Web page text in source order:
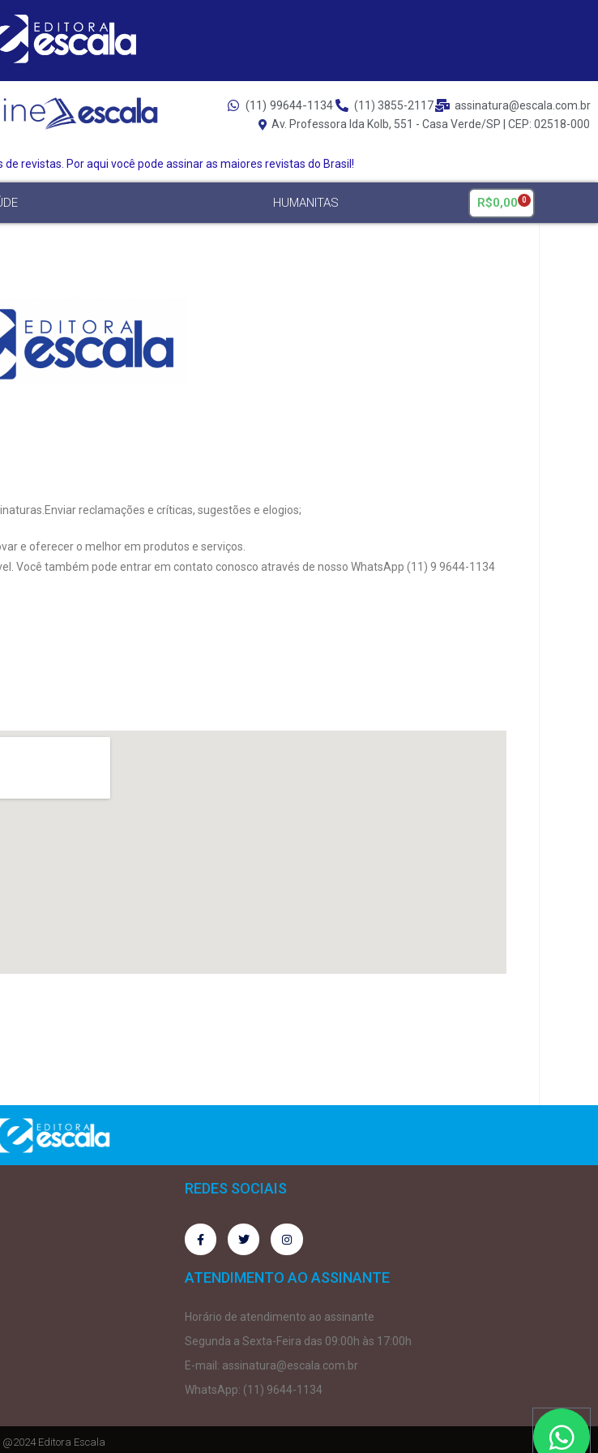
(11) 99644-1134 (11) 3855-2117
assinatura@escala.com.br
Av. Professora Ida Kolb, 551 - Casa Verde/SP | CEP: 02518-000
revistas. Por aqui você pode assinar as maiores revistas do Brasil!
HUMANITAS R$0,00 0
reclamações e críticas, sugestões e elogios;
e oferecer o melhor em produtos e serviços.
Você também pode entrar em contato conosco através de nosso WhatsApp (11) 9 9644-1134
REDES SOCIAIS
ATENDIMENTO AO ASSINANTE
Horário de atendimento ao assinante
Segunda a Sexta-Feira das 09:00h às 17:00h
E-mail: assinatura@escala.com.br
WhatsApp: (11) 9644-1134
@2024 Editora Escala